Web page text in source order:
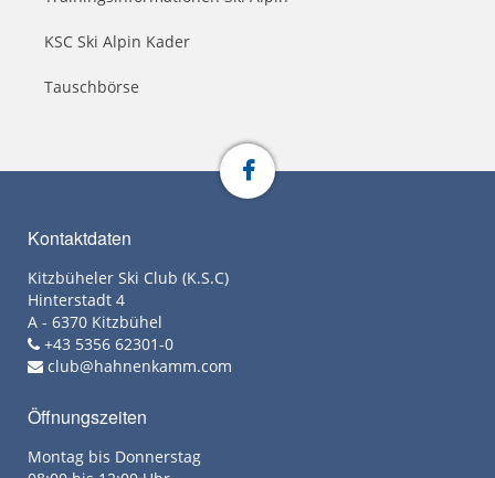
KSC Ski Alpin Kader
Tauschbörse
Kontaktdaten
Kitzbüheler Ski Club (K.S.C)
Hinterstadt 4
A - 6370 Kitzbühel
+43 5356 62301-0
club@hahnenkamm.com
Öffnungszeiten
Montag bis Donnerstag